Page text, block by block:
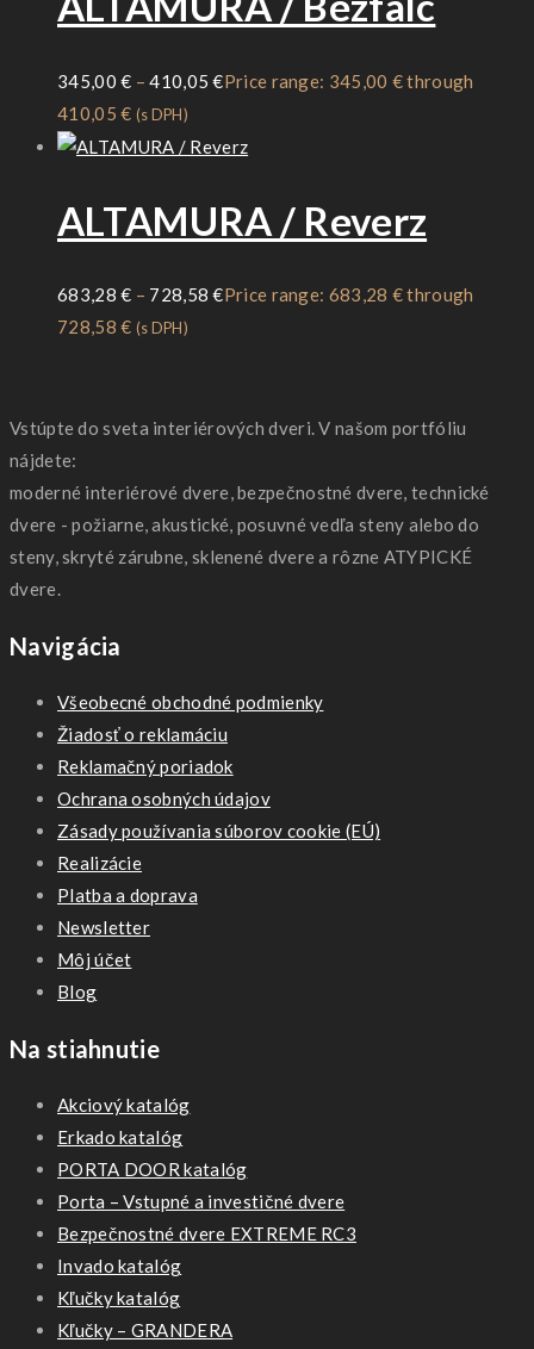
345,00€ – 410,05€Price range: 345,00 € through
410,05 € (s DPH)
ALTAMURA / Reverz
683,28€ – 728,58€Price range: 683,28 € through
728,58 € (s DPH)
Vstúpte do sveta interiérových dveri. V našom portfóliu
nájdete:
moderné interiérové dvere, bezpečnostné dvere, technické
dvere - požiarne, akustické, posuvné vedľa steny alebo do
steny, skryté zárubne, sklenené dvere a rôzne ATYPICKÉ
dvere.
Navigácia
Všeobecné obchodné podmienky
Žiadosť o reklamáciu
Reklamačný poriadok
Ochrana osobných údajov
Zásady používania súborov cookie (EÚ)
Realizácie
Platba a doprava
Newsletter
Môj účet
Blog
Na stiahnutie
Akciový katalóg
Erkado katalóg
PORTA DOOR katalóg
Porta – Vstupné a investičné dvere
Bezpečnostné dvere EXTREME RC3
Invado katalóg
Kľučky katalóg
Kľučky – GRANDERA